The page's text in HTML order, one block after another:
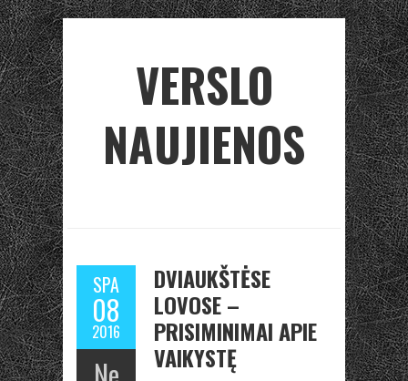
VERSLO
NAUJIENOS
SPA
08
2016
DVIAUKŠTĖSE
LOVOSE –
PRISIMINIMAI APIE
VAIKYSTĘ